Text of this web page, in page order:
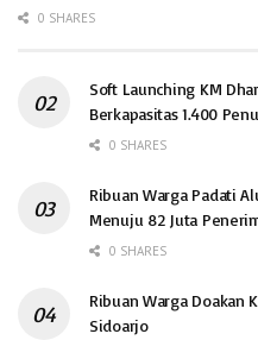
0 SHARES
Soft Launching KM
Berkapasitas 1.400
0 SHARES
Ribuan Warga Padati
Menuju 82 Juta
0 SHARES
Ribuan Warga Doakan
Sidoarjo